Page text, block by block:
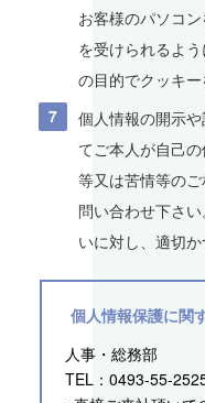
お客様のパソコ
を受けられるよ
の目的でクッキー
個人情報の開示
てご本人が自己
等又は苦情等の
問い合わせ下さ
いに対し、適切か
個人情報保護に関
人事・総務部
TEL：0493-55-